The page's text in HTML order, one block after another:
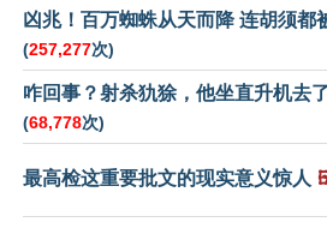
凶兆！百万蜘蛛从天而降 连胡须都
(257,277次)
咋回事？射杀犰狳，他坐直升机去
(68,778次)
最高检这重要批文的现实意义惊人